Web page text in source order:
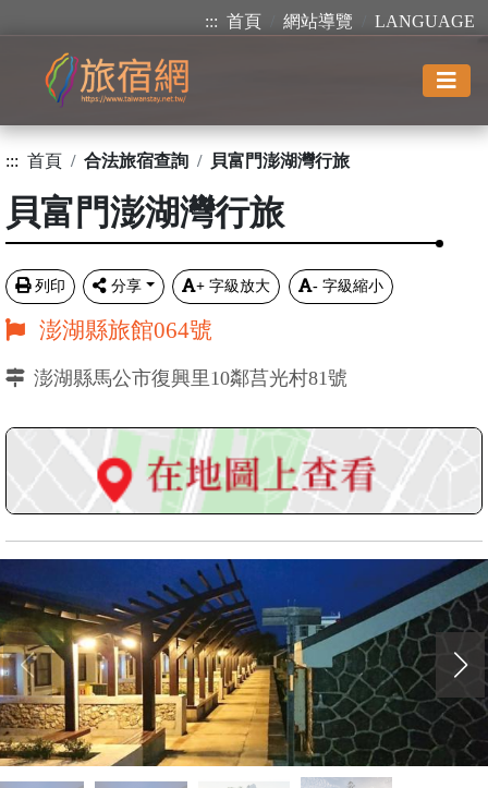
::: 首頁 網站導覽 LANGUAGE
::: 首頁 合法旅宿查詢 貝富門澎湖灣行旅
貝富門澎湖灣行旅
列印 分享 + 字級放大 - 字級縮小
澎湖縣旅館064號
澎湖縣馬公市復興里10鄰莒光村81號